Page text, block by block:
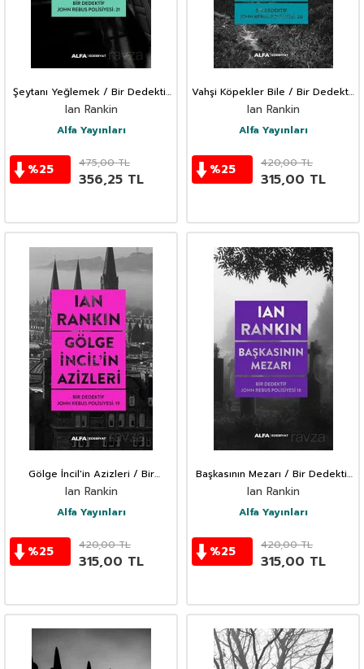
Şeytanı Yeğlemek / Bir Dedektif
John Rebus Polisiyesi: 21
Ian Rankin
Alfa Yayınları
%25 475,00TL
356,25 TL
Vahşi Köpekler Bile / Bir Dedektif
John Rebus Polisiyesi 20
Ian Rankin
Alfa Yayınları
%25 420,00TL
315,00 TL
Gölge İncil'in Azizleri / Bir
Dedektif John Rebus Polisiyesi
19
Ian Rankin
Alfa Yayınları
%25 420,00TL
315,00 TL
Başkasının Mezarı / Bir Dedektif
John Rebus Polisiyesi 18
Ian Rankin
Alfa Yayınları
%25 420,00TL
315,00 TL